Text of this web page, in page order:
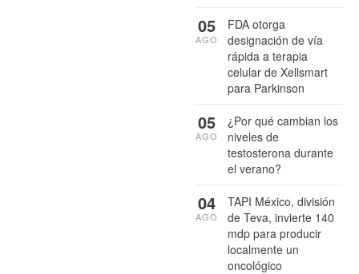
FDA otorga
designación de vía
rápida a terapia
celular de Xellsmart
para Parkinson
05
AGO
¿Por qué cambian los
niveles de
testosterona durante
el verano?
05
AGO
TAPI México, división
de Teva, invierte 140
mdp para producir
localmente un
oncológico
04
AGO